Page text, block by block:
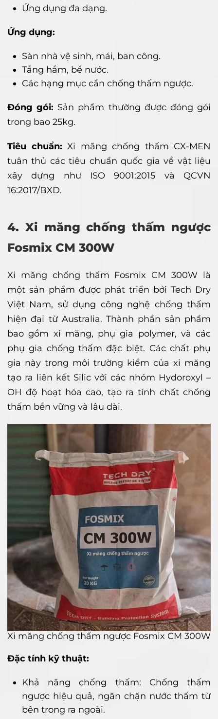
Ứng dụng đa dạng.
Ứng dụng:
Sàn nhà vệ sinh, mái, ban công.
Tầng hầm, bể nước.
Các hạng mục cần chống thấm ngược.
Đóng gói: Sản phẩm thường được đóng gói
trong bao 25kg.
Tiêu chuẩn: Xi măng chống thấm CX-MEN
tuân thủ các tiêu chuẩn quốc gia về vật liệu
xây dựng như ISO 9001:2015 và QCVN
16:2017/BXD.
4. Xi măng chống thấm ngược
Fosmix CM 300W
Xi măng chống thấm Fosmix CM 300W là
một sản phẩm được phát triển bởi Tech Dry
Việt Nam, sử dụng công nghệ chống thấm
hiện đại từ Australia. Thành phần sản phẩm
bao gồm xi măng, phụ gia polymer, và các
phụ gia chống thấm đặc biệt. Các chất phụ
gia này trong môi trường kiềm của xi măng
tạo ra liên kết Silic với các nhóm Hydoroxyl –
OH độ hoạt hóa cao, tạo ra tính chất chống
thấm bền vững và lâu dài.
Xi măng chống thấm ngược Fosmix CM 300W
Đặc tính kỹ thuật:
Khả năng chống thấm: Chống thấm
ngược hiệu quả, ngăn chặn nước thấm từ
bên trong ra ngoài.